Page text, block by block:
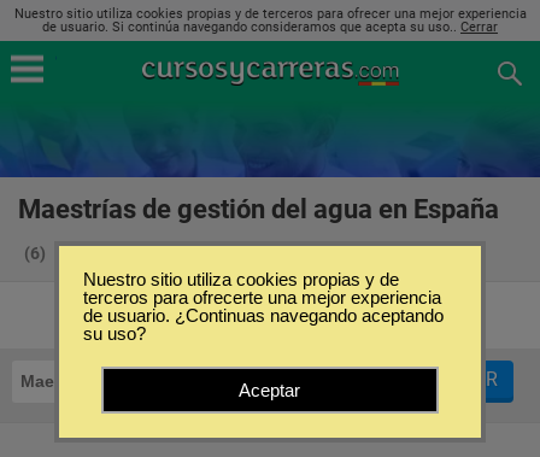
Nuestro sitio utiliza cookies propias y de terceros para ofrecer una mejor experiencia
de usuario. Si continúa navegando consideramos que acepta su uso.. Cerrar
Maestrías de gestión del agua en España
(6)
Maestrías Gestión del Agua FILTRAR
Nuestro sitio utiliza cookies propias y de
terceros para ofrecerte una mejor experiencia
de usuario. ¿Continuas navegando aceptando
su uso?
Aceptar